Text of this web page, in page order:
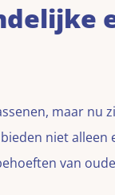
maar nu
bieden niet alleen
van